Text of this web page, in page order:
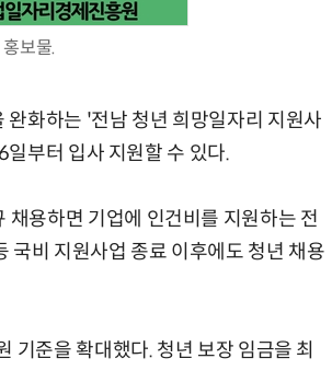
보물.
화하는 '전남 청년 희망일자리 지원사
부터 입사 지원할 수 있다.
용하면 기업에 인건비를 지원하는 전
국비 지원사업 종료 이후에도 청년 채용
기준을 확대했다. 청년 보장 임금을 최